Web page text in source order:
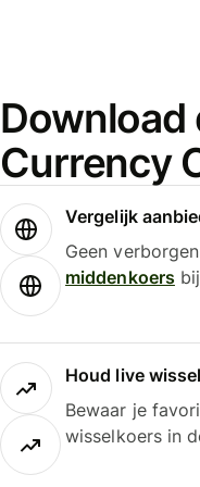
Download
Currency
Vergelijk
Geen
middenkoersbij
Houd live
Bewaar je
wisselkoers in